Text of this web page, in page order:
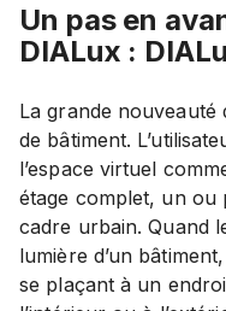
Un pas en
DIALux :
La grande
de bâtiment.
l’espace virtuel
étage complet, un ou
cadre urbain. Quand
lumière d’un
se plaçant à un